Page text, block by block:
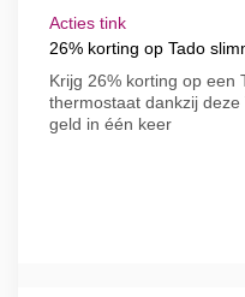
Acties tink
26% korting op Tado
Krijg 26% korting op een
thermostaat dankzij
geld in één keer